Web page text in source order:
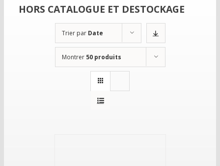
HORS CATALOGUE ET DESTOCKAGE
Trier par Date
Montrer 50 produits